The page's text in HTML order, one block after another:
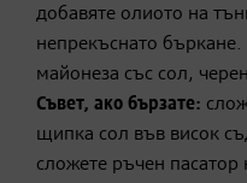
добавяте олиото на
непрекъснато бъркане.
майонеза със сол,
Съвет, ако бързате:
щипка сол във висок
сложете ръчен